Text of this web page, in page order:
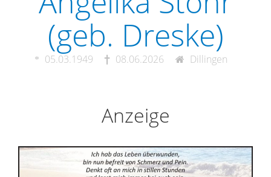
(geb. Dreske)
05.03.1949 08.06.2026 Dillingen
Anzeige